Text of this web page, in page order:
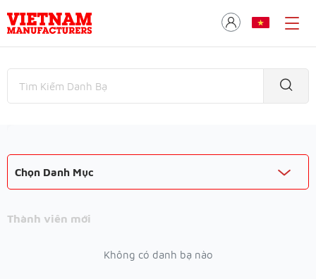
Chọn Danh Mục
Thành viên mới
Không có danh bạ nào